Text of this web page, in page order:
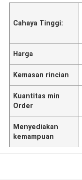
Cahaya Tinggi:
Harga
Kemasan rincian
Kuantitas min
Order
Menyediakan
kemampuan